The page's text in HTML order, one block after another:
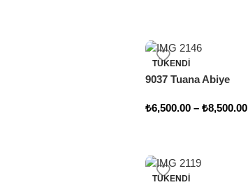
TÜKENDI
9037 Tuana Abiye
₺6,500.00 – ₺8,500.00
TÜKENDI